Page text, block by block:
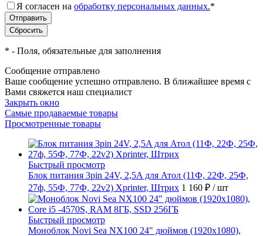
Я согласен на обработку персональных данных.*
* - Поля, обязательные для заполнения
Сообщение отправлено
Ваше сообщение успешно отправлено. В ближайшее время с
Вами свяжется наш специалист
Закрыть окно
Самые продаваемые товары
Просмотренные товары
Быстрый просмотр
Блок питания 3pin 24V, 2,5A для Атол (11Ф, 22Ф, 25Ф,
27ф, 55Ф, 77Ф, 22v2) Xprinter, Штрих 1 160 ₽ / шт
Быстрый просмотр
Моноблок Novi Sea NX100 24" дюймов (1920x1080),